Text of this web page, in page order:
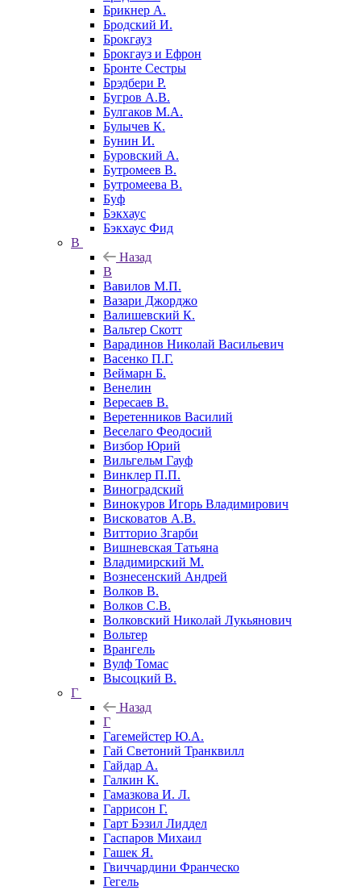
Брикнер А.
Бродский И.
Брокгауз
Брокгауз и Ефрон
Бронте Сестры
Брэдбери Р.
Бугров А.В.
Булгаков М.А.
Булычев К.
Бунин И.
Буровский А.
Бутромеев В.
Бутромеева В.
Буф
Бэкхаус
Бэкхаус Фид
В
Назад
В
Вавилов М.П.
Вазари Джорджо
Валишевский К.
Вальтер Скотт
Варадинов Николай Васильевич
Васенко П.Г.
Веймарн Б.
Венелин
Вересаев В.
Веретенников Василий
Веселаго Феодосий
Визбор Юрий
Вильгельм Гауф
Винклер П.П.
Виноградский
Винокуров Игорь Владимирович
Висковатов А.В.
Витторио Згарби
Вишневская Татьяна
Владимирский М.
Вознесенский Андрей
Волков В.
Волков С.В.
Волковский Николай Лукьянович
Вольтер
Врангель
Вулф Томас
Высоцкий В.
Г
Назад
Г
Гагемейстер Ю.А.
Гай Светоний Транквилл
Гайдар А.
Галкин К.
Гамазкова И. Л.
Гаррисон Г.
Гарт Бэзил Лиддел
Гаспаров Михаил
Гашек Я.
Гвиччардини Франческо
Гегель